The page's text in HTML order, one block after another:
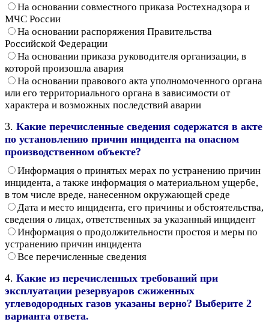
На основании совместного приказа Ростехнадзора и
МЧС России
На основании распоряжения Правительства
Российской Федерации
На основании приказа руководителя организации, в
которой произошла авария
На основании правового акта уполномоченного органа
или его территориального органа в зависимости от
характера и возможных последствий аварии
3. Какие перечисленные сведения содержатся в акте
по установлению причин инцидента на опасном
производственном объекте?
Информация о принятых мерах по устранению причин
инцидента, а также информация о материальном ущербе,
в том числе вреде, нанесенном окружающей среде
Дата и место инцидента, его причины и обстоятельства,
сведения о лицах, ответственных за указанный инцидент
Информация о продолжительности простоя и меры по
устранению причин инцидента
Все перечисленные сведения
4. Какие из перечисленных требований при
эксплуатации резервуаров сжиженных
углеводородных газов указаны верно? Выберите 2
варианта ответа.